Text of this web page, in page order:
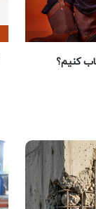
کنیم؟